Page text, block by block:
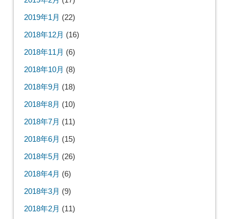
2019年1月 (22)
2018年12月 (16)
2018年11月 (6)
2018年10月 (8)
2018年9月 (18)
2018年8月 (10)
2018年7月 (11)
2018年6月 (15)
2018年5月 (26)
2018年4月 (6)
2018年3月 (9)
2018年2月 (11)